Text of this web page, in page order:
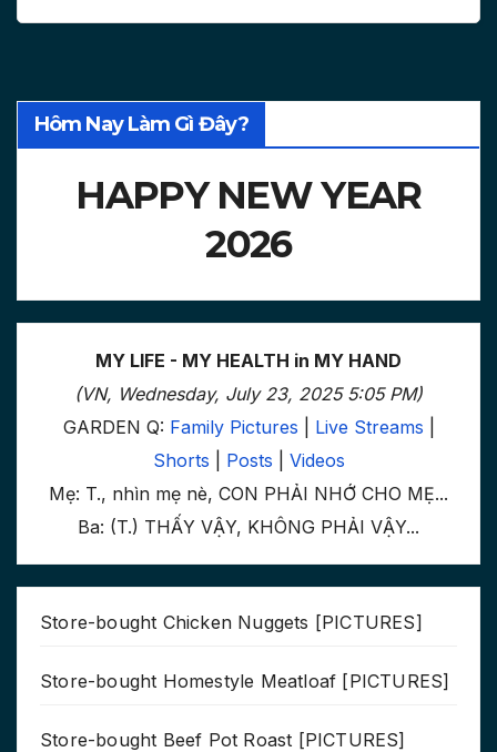
Hôm Nay Làm Gì Đây?
HAPPY NEW YEAR
2026
MY LIFE - MY HEALTH in MY HAND
(VN, Wednesday, July 23, 2025 5:05 PM)
GARDEN Q: Family Pictures Live Streams
Shorts
Posts
Videos
Mẹ: T., nhìn mẹ nè, CON PHẢI NHỚ CHO MẸ...
Ba: (T.) THẤY VẬY, KHÔNG PHẢI VẬY...
Store-bought Chicken Nuggets [PICTURES]
Store-bought Homestyle Meatloaf [PICTURES]
Store-bought Beef Pot Roast [PICTURES]